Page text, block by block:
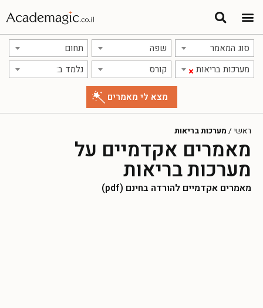
סוג המאמר שפה תחום
× מערכות בריאות קורס נלמד ב:
ראשי / מערכות בריאות
מאמרים אקדמיים על
מערכות בריאות
מאמרים אקדמיים להורדה בחינם (pdf)